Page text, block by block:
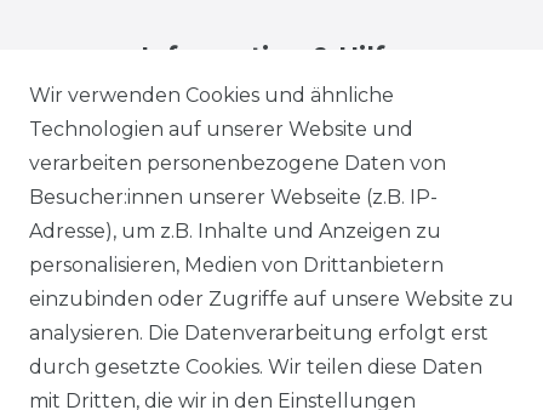
Wir verwenden Cookies und ähnliche
Technologien auf unserer Website und
verarbeiten personenbezogene Daten von
Besucher:innen unserer Webseite (z.B. IP-
Adresse), um z.B. Inhalte und Anzeigen zu
personalisieren, Medien von Drittanbietern
einzubinden oder Zugriffe auf unsere Website zu
analysieren. Die Datenverarbeitung erfolgt erst
durch gesetzte Cookies. Wir teilen diese Daten
mit Dritten, die wir in den Einstellungen
Information & Hilfe
Impressum Daten­schutz­erklärung
AGB Barrierefreiheitserklärung